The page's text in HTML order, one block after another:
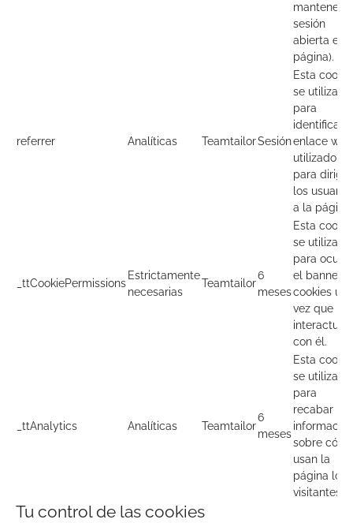
mantener
sesión
abierta en
página).
referrer Analíticas TeamtailorSesión
Esta cookie
se utiliza
para
identificar
enlace web
utilizado
para dirigir
los usuarios
a la página.
_ttCookiePermissions
Estrictamente
necesarias
Teamtailor
6
meses
Esta cookie
se utiliza
para
el banner
cookies una
vez que
con él.
_ttAnalytics Analíticas Teamtailor
6
meses
Esta cookie
se utiliza
para
recabar
información
sobre
usan la
página los
visitantes.
Tu control de las cookies